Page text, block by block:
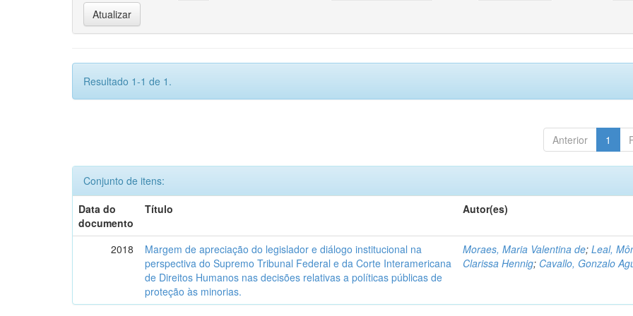
Resultado 1-1 de 1.
Anterior 1
Conjunto de itens:
Data do
documento
Título Autor(es)
2018
Margem de apreciação do legislador e diálogo institucional na
perspectiva do Supremo Tribunal Federal e da Corte Interamericana
de Direitos Humanos nas decisões relativas a políticas públicas de
proteção às minorias.
Moraes, Maria Valentina de;Leal,
Clarissa Hennig; Cavallo, Gonzalo